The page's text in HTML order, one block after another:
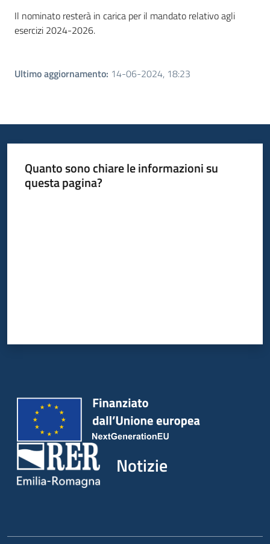
Il nominato resterà in carica per il mandato relativo agli
esercizi 2024-2026.
Ultimo aggiornamento: 14-06-2024, 18:23
Quanto sono chiare le informazioni su
questa pagina?
Notizie